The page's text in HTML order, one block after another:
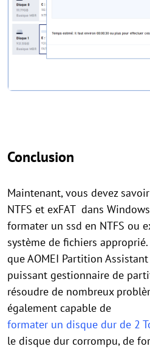
Conclusion
Maintenant, vous devez
NTFS et exFAT dans
formater un ssd en NTFS ou
système de fichiers
que AOMEI Partition
puissant gestionnaire de
résoudre de nombreux
également capable de
formater un disque dur de 2
le disque dur corrompu, de